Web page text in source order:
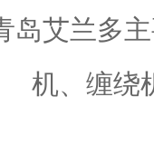
岛艾兰多
机、缠绕